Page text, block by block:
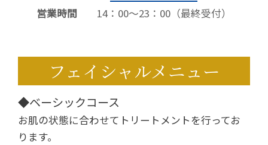
営業時間 14：00～23：00（最終受付）
フェイシャルメニュー
◆ベーシックコース
お肌の状態に合わせてトリートメントを行ってお
ります。